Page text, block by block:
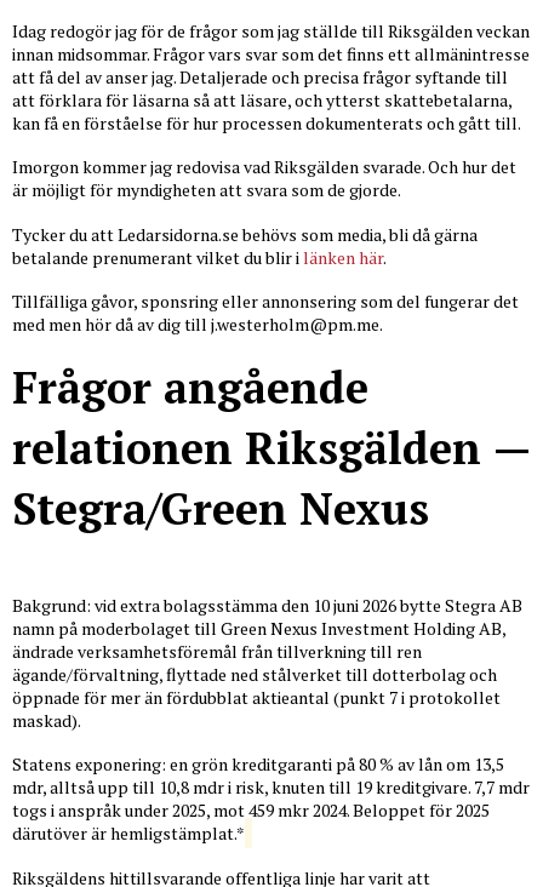
Idag redogör jag för de frågor som jag ställde till Riksgälden veckan
innan midsommar. Frågor vars svar som det finns ett allmänintresse
att få del av anser jag. Detaljerade och precisa frågor syftande till
att förklara för läsarna så att läsare, och ytterst skattebetalarna,
kan få en förståelse för hur processen dokumenterats och gått till.
Imorgon kommer jag redovisa vad Riksgälden svarade. Och hur det
är möjligt för myndigheten att svara som de gjorde.
Tycker du att Ledarsidorna.se behövs som media, bli då gärna
betalande prenumerant vilket du blir i länken här.
Tillfälliga gåvor, sponsring eller annonsering som del fungerar det
med men hör då av dig till j.westerholm@pm.me.
Frågor angående
relationen Riksgälden —
Stegra/Green Nexus
Bakgrund: vid extra bolagsstämma den 10 juni 2026 bytte Stegra AB
namn på moderbolaget till Green Nexus Investment Holding AB,
ändrade verksamhetsföremål från tillverkning till ren
ägande/förvaltning, flyttade ned stålverket till dotterbolag och
öppnade för mer än fördubblat aktieantal (punkt 7 i protokollet
maskad).
Statens exponering: en grön kreditgaranti på 80 % av lån om 13,5
mdr, alltså upp till 10,8 mdr i risk, knuten till 19 kreditgivare. 7,7 mdr
togs i anspråk under 2025, mot 459 mkr 2024. Beloppet för 2025
därutöver är hemligstämplat.*
Riksgäldens hittillsvarande offentliga linje har varit att